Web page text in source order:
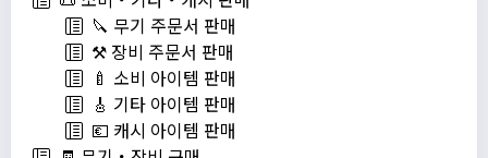
🔪 무기 주문서 판매
⚒️ 장비 주문서 판매
🍼 소비 아이템 판매
🎸 기타 아이템 판매
💶 캐시 아이템 판매